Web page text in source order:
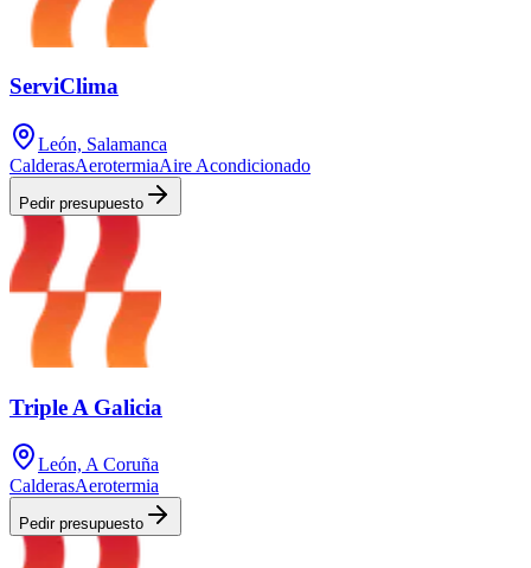
ServiClima
León, Salamanca
CalderasAerotermiaAire Acondicionado
Pedir presupuesto
Triple A Galicia
León, A Coruña
CalderasAerotermia
Pedir presupuesto